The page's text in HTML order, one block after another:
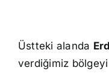
Üstteki alanda
verdiğimiz